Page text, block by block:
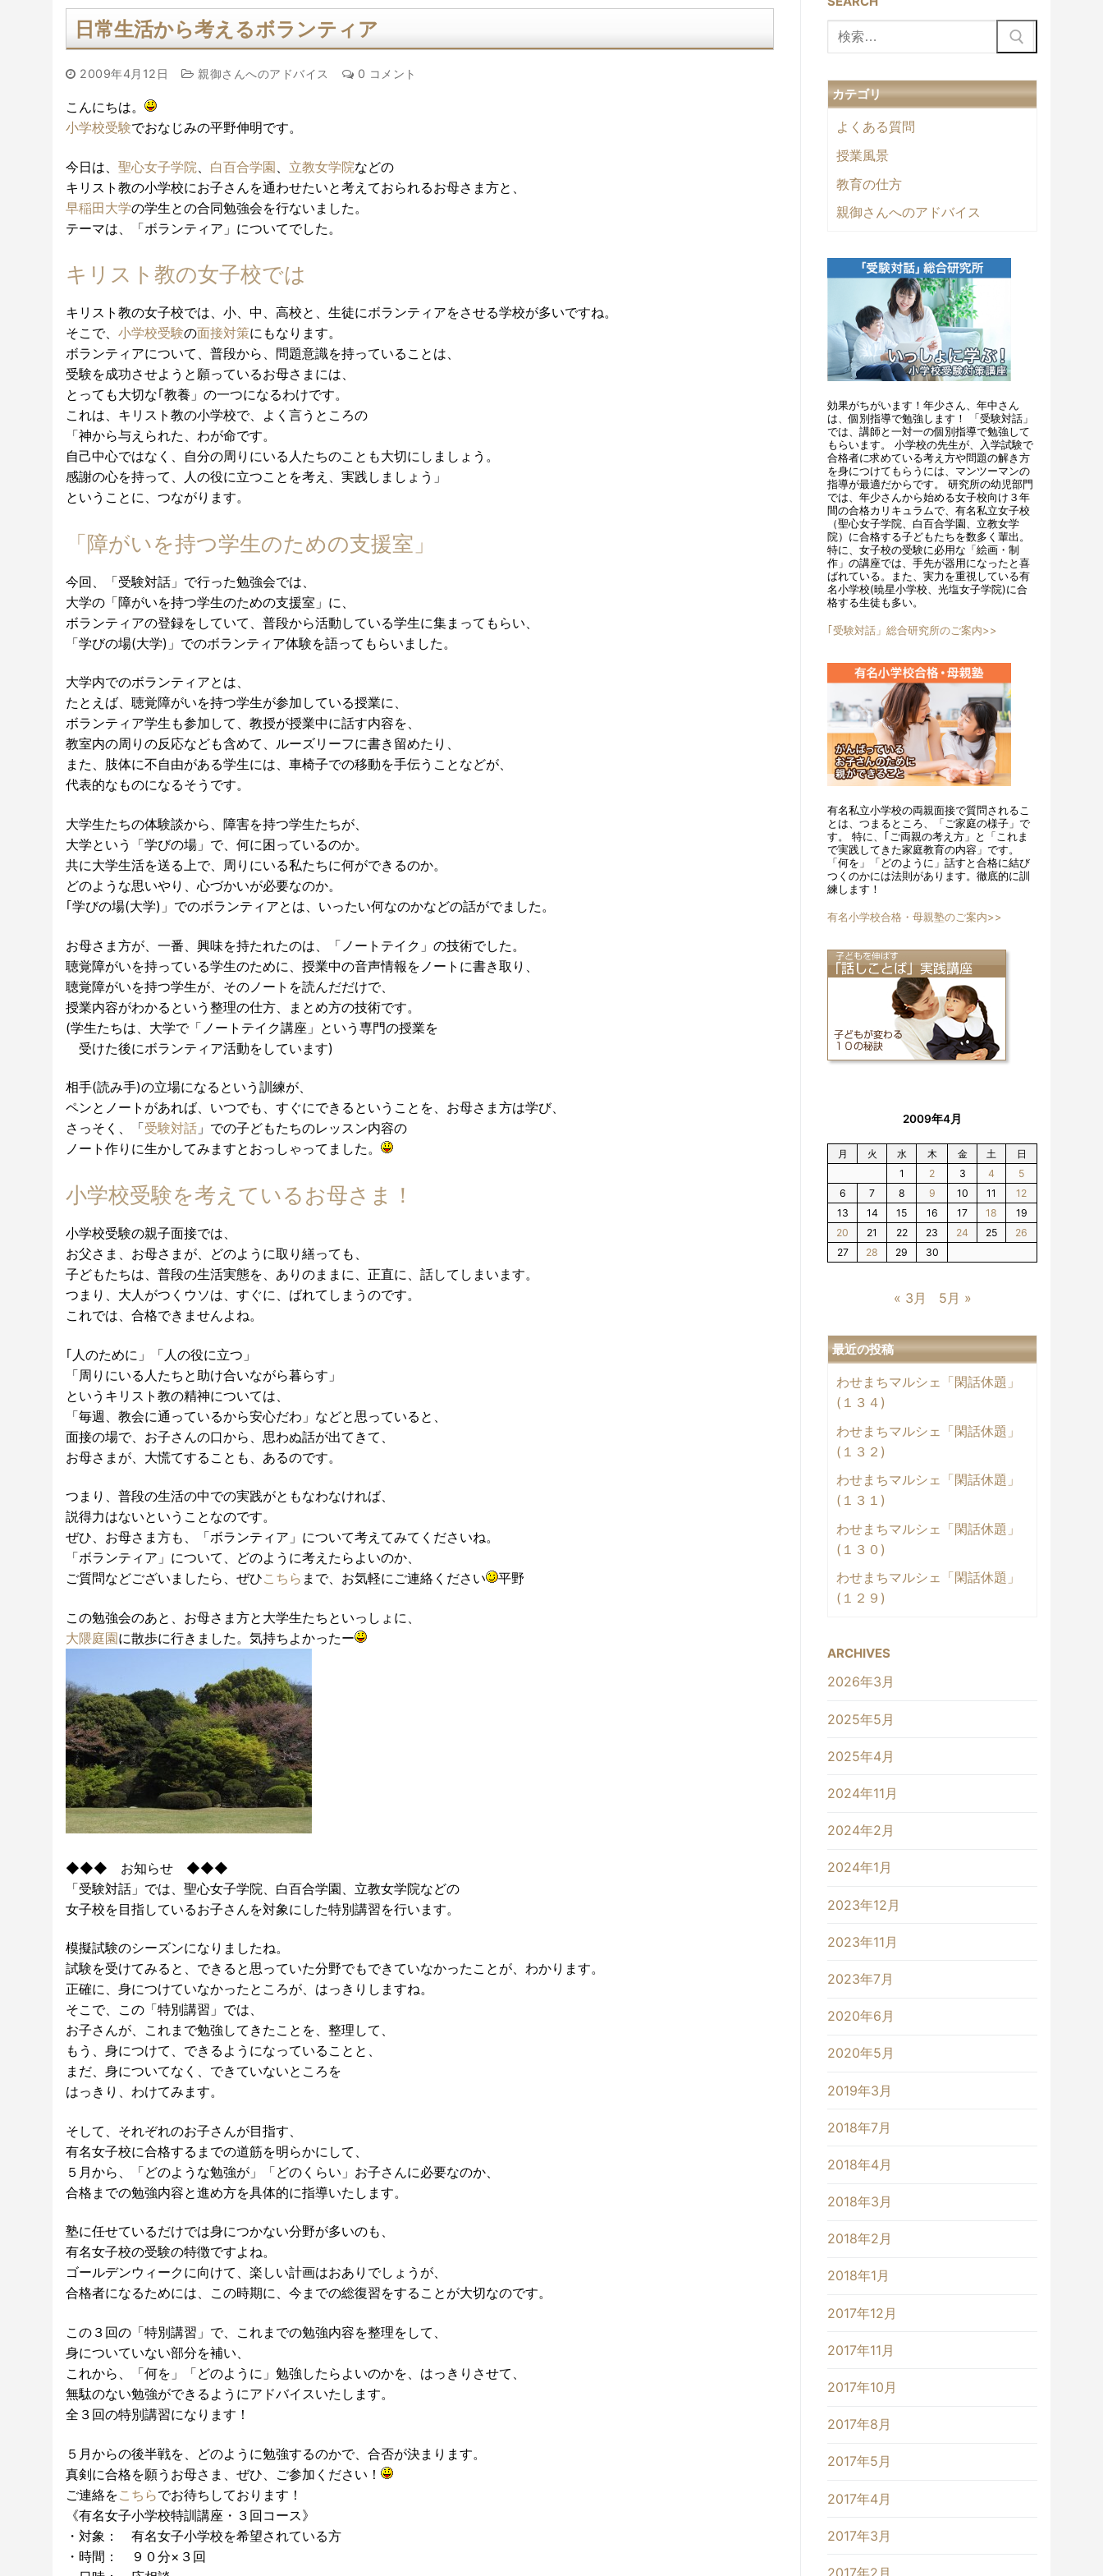
日常生活から考えるボランティア
2009年4月12日 親御さんへのアドバイス 0 コメント
こんにちは。
小学校受験でおなじみの平野伸明です。
今日は、 聖心女子学院 白百合学園 立教女学院などの
キリスト教の小学校にお子さんを通わせたいと考えておられるお母さま方と、
早稲田大学の学生との合同勉強会を行ないました。
テーマは、「ボランティア」についてでした。
キリスト教の女子校では
キリスト教の女子校では、小、中、高校と、生徒にボランティアをさせる学校が多いですね。
そこで、 小学校受験の面接対策にもなります。
ボランティアについて、普段から、問題意識を持っていることは、
受験を成功させようと願っているお母さまには、
とっても大切な｢教養」の一つになるわけです。
これは、キリスト教の小学校で、よく言うところの
「神から与えられた、わが命です。
自己中心ではなく、自分の周りにいる人たちのことも大切にしましょう。
感謝の心を持って、人の役に立つことを考え、実践しましょう」
ということに、つながります。
「障がいを持つ学生のための支援室」
今回、「受験対話」で行った勉強会では、
大学の「障がいを持つ学生のための支援室」に、
ボランティアの登録をしていて、普段から活動している学生に集まってもらい、
「学びの場(大学)」でのボランティア体験を語ってもらいました。
大学内でのボランティアとは、
たとえば、聴覚障がいを持つ学生が参加している授業に、
ボランティア学生も参加して、教授が授業中に話す内容を、
教室内の周りの反応なども含めて、ルーズリーフに書き留めたり、
また、肢体に不自由がある学生には、車椅子での移動を手伝うことなどが、
代表的なものになるそうです。
大学生たちの体験談から、障害を持つ学生たちが、
大学という「学びの場」で、何に困っているのか。
共に大学生活を送る上で、周りにいる私たちに何ができるのか。
どのような思いやり、心づかいが必要なのか。
｢学びの場(大学)」でのボランティアとは、いったい何なのかなどの話がでました。
お母さま方が、一番、興味を持たれたのは、「ノートテイク」の技術でした。
聴覚障がいを持っている学生のために、授業中の音声情報をノートに書き取り、
聴覚障がいを持つ学生が、そのノートを読んだだけで、
授業内容がわかるという整理の仕方、まとめ方の技術です。
(学生たちは、大学で「ノートテイク講座」という専門の授業を
受けた後にボランティア活動をしています)
相手(読み手)の立場になるという訓練が、
ペンとノートがあれば、いつでも、すぐにできるということを、お母さま方は学び、
さっそく、「受験対話 」での子どもたちのレッスン内容の
ノート作りに生かしてみますとおっしゃってました。
小学校受験を考えているお母さま！
小学校受験の親子面接では、
お父さま、お母さまが、どのように取り繕っても、
子どもたちは、普段の生活実態を、ありのままに、正直に、話してしまいます。
つまり、大人がつくウソは、すぐに、ばれてしまうのです。
これでは、合格できませんよね。
｢人のために」「人の役に立つ」
「周りにいる人たちと助け合いながら暮らす」
というキリスト教の精神については、
「毎週、教会に通っているから安心だわ」などと思っていると、
面接の場で、お子さんの口から、思わぬ話が出てきて、
お母さまが、大慌てすることも、あるのです。
つまり、普段の生活の中での実践がともなわなければ、
説得力はないということなのです。
ぜひ、お母さま方も、「ボランティア」について考えてみてくださいね。
「ボランティア」について、どのように考えたらよいのか、
ご質問などございましたら、ぜひこちら まで、お気軽にご連絡ください 平野
この勉強会のあと、お母さま方と大学生たちといっしょに、
大隈庭園に散歩に行きました。気持ちよかったー
◆◆◆ お知らせ ◆◆◆
「受験対話」では、聖心女子学院、白百合学園、立教女学院などの
女子校を目指しているお子さんを対象にした特別講習を行います。
模擬試験のシーズンになりましたね。
試験を受けてみると、できると思っていた分野でもできていなかったことが、わかります。
正確に、身につけていなかったところが、はっきりしますね。
そこで、この「特別講習」では、
お子さんが、これまで勉強してきたことを、整理して、
もう、身につけて、できるようになっていることと、
まだ、身についてなく、できていないところを
はっきり、わけてみます。
そして、それぞれのお子さんが目指す、
有名女子校に合格するまでの道筋を明らかにして、
５月から、「どのような勉強が」「どのくらい」お子さんに必要なのか、
合格までの勉強内容と進め方を具体的に指導いたします。
塾に任せているだけでは身につかない分野が多いのも、
有名女子校の受験の特徴ですよね。
ゴールデンウィークに向けて、楽しい計画はおありでしょうが、
合格者になるためには、この時期に、今までの総復習をすることが大切なのです。
この３回の「特別講習」で、これまでの勉強内容を整理をして、
身についていない部分を補い、
これから、「何を」「どのように」勉強したらよいのかを、はっきりさせて、
無駄のない勉強ができるようにアドバイスいたします。
全３回の特別講習になります！
５月からの後半戦を、どのように勉強するのかで、合否が決まります。
真剣に合格を願うお母さま、ぜひ、ご参加ください！
ご連絡をこちらでお待ちしております！
《有名女子小学校特訓講座・３回コース》
・対象： 有名女子小学校を希望されている方
・時間： ９０分×３回
索:
カテゴリ
よくある質問
授業風景
教育の仕方
親御さんへのアドバイス
効果がちがいます！年少さん、年中さん
は、個別指導で勉強します！ 「受験対話」
では、講師と一対一の個別指導で勉強して
もらいます。 小学校の先生が、入学試験で
合格者に求めている考え方や問題の解き方
を身につけてもらうには、マンツーマンの
指導が最適だからです。 研究所の幼児部門
では、年少さんから始める女子校向け３年
間の合格カリキュラムで、有名私立女子校
（聖心女子学院、白百合学園、立教女学
院）に合格する子どもたちを数多く輩出。
特に、女子校の受験に必用な「絵画・制
作」の講座では、手先が器用になったと喜
ばれている。また、実力を重視している有
名小学校(暁星小学校、光塩女子学院)に合
格する生徒も多い。
｢受験対話」総合研究所のご案内>>
有名私立小学校の両親面接で質問されるこ
とは、つまるところ、「ご家庭の様子」で
す。 特に、｢ご両親の考え方」と「これま
で実践してきた家庭教育の内容」です。
「何を」「どのように」話すと合格に結び
つくのかには法則があります。徹底的に訓
練します！
有名小学校合格・母親塾のご案内>>
2009年4月
月 火 水 木 金 土
日
1
2 3 4
5
6
7 8 9 10 11
12
13
14 15 16 17 18
19
20
21 22 23 24 25
26
27
28 29 30
« 3月 5月 »
最近の投稿
わせまちマルシェ「閑話休題」
(１３４)
わせまちマルシェ「閑話休題」
(１３２)
わせまちマルシェ「閑話休題」
(１３１)
わせまちマルシェ「閑話休題」
(１３０)
わせまちマルシェ「閑話休題」
(１２９)
ARCHIVES
2026年3月
2025年5月
2025年4月
2024年11月
2024年2月
2024年1月
2023年12月
2023年11月
2023年7月
2020年6月
2020年5月
2019年3月
2018年7月
2018年4月
2018年3月
2018年2月
2018年1月
2017年12月
2017年11月
2017年10月
2017年8月
2017年5月
2017年4月
2017年3月
2017年2月